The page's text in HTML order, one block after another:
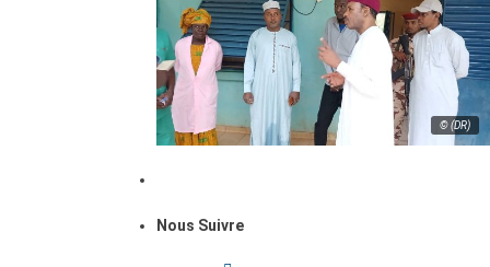
© (DR)
Nous Suivre